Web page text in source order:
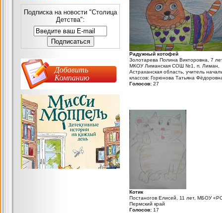
Радужный котофей
Золотарева Полина Викторовна, 7
МКОУ Лиманская СОШ №1, п. Лиман,
Астраханская область, учитель
классов: Горюнова Татьяна
Голосов: 27
Котик
Постаногов Елисей, 11 лет, МБОУ
Пермский край
Голосов: 17
Подписка на новости "Столица
Детства":
Добавить
Компанию